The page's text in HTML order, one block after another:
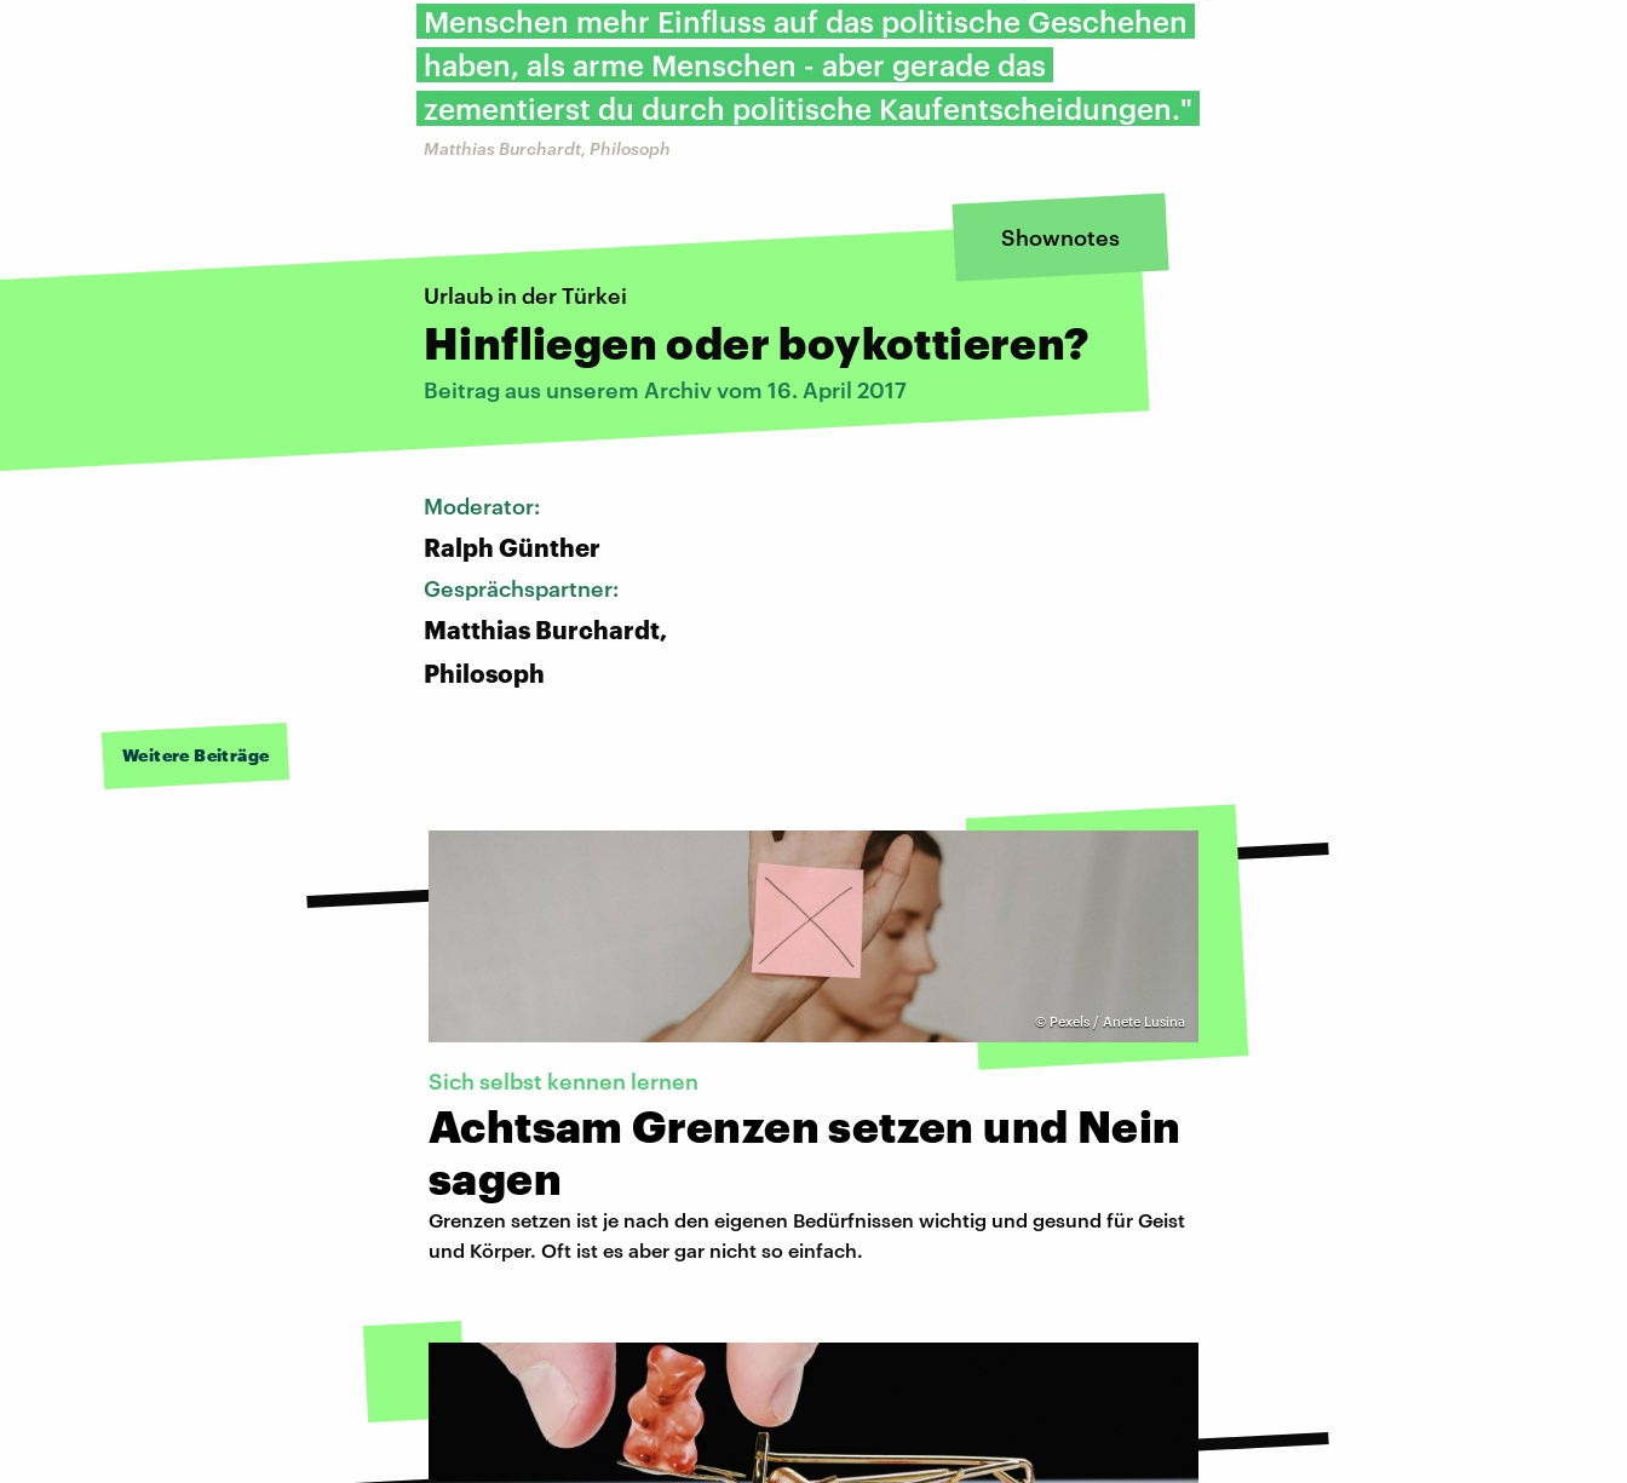
Menschen mehr Einfluss auf das politische Geschehen
haben, als arme Menschen - aber gerade das
zementierst du durch politische Kaufentscheidungen."
Matthias Burchardt, Philosoph
Shownotes
Urlaub in der Türkei
Hinfliegen oder boykottieren?
Beitrag aus unserem Archiv vom 16. April 2017
Moderator:
Ralph Günther
Gesprächspartner:
Matthias Burchardt,
Philosoph
Weitere Beiträge
© Pexels / Anete Lusina
Sich selbst kennen lernen
Achtsam Grenzen setzen und Nein
sagen
Grenzen setzen ist je nach den eigenen Bedürfnissen wichtig und gesund für Geist
und Körper. Oft ist es aber gar nicht so einfach.